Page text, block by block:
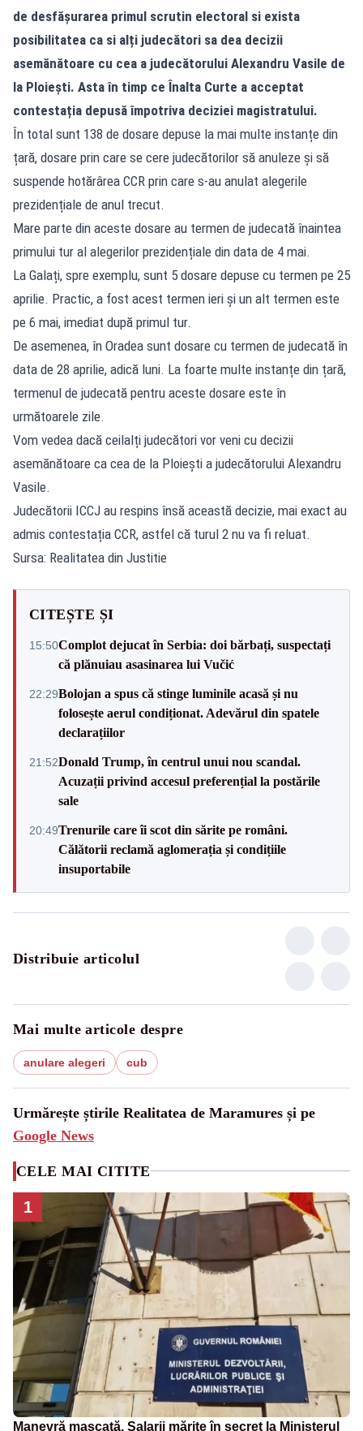
de desfășurarea primul scrutin electoral si exista
posibilitatea ca si alți judecători sa dea decizii
asemănătoare cu cea a judecătorului Alexandru Vasile de
la Ploiești. Asta în timp ce Înalta Curte a acceptat
contestația depusă împotriva deciziei magistratului.
În total sunt 138 de dosare depuse la mai multe instanțe din
țară, dosare prin care se cere judecătorilor să anuleze și să
suspende hotărârea CCR prin care s-au anulat alegerile
prezidențiale de anul trecut.
Mare parte din aceste dosare au termen de judecată înaintea
primului tur al alegerilor prezidențiale din data de 4 mai.
La Galați, spre exemplu, sunt 5 dosare depuse cu termen pe 25
aprilie. Practic, a fost acest termen ieri și un alt termen este
pe 6 mai, imediat după primul tur.
De asemenea, în Oradea sunt dosare cu termen de judecată în
data de 28 aprilie, adică luni. La foarte multe instanțe din țară,
termenul de judecată pentru aceste dosare este în
următoarele zile.
Vom vedea dacă ceilalți judecători vor veni cu decizii
asemănătoare ca cea de la Ploiești a judecătorului Alexandru
Vasile.
Judecătorii ICCJ au respins însă această decizie, mai exact au
admis contestația CCR, astfel că turul 2 nu va fi reluat.
Sursa: Realitatea din Justitie
CITEȘTE ȘI
15:50Complot dejucat în Serbia: doi bărbați, suspectați
că plănuiau asasinarea lui Vučić
22:29Bolojan a spus că stinge luminile acasă și nu
folosește aerul condiționat. Adevărul din spatele
declarațiilor
21:52Donald Trump, în centrul unui nou scandal.
Acuzații privind accesul preferențial la postările
sale
20:49Trenurile care îi scot din sărite pe români.
Călătorii reclamă aglomerația și condițiile
insuportabile
Distribuie articolul
Mai multe articole despre
anulare alegeri cub
Urmărește știrile Realitatea de Maramures și pe
Google News
CELE MAI CITITE
1
Manevră mascată. Salarii mărite în secret la Ministerul